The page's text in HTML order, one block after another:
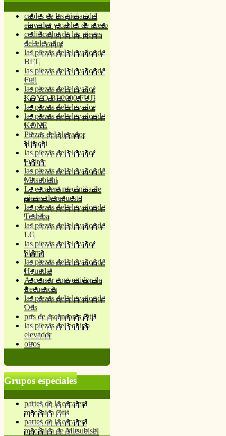
cables de las piezas del
elevador y cables de acero
codificador de las piezas
del elevador
las piezas del elevador de
BLT
las piezas del elevador de
Fuji
las piezas del elevador
KOYO BL2000 FUJI
las piezas del elevador
las piezas del elevador de
KONE
Piezas del elevador
Hitachi
las piezas del elevador
Fujitec
las piezas del elevador de
Mitsubishi
La escalera mecánica de
piezas de repuesto
las piezas del elevador de
Toshiba
las piezas del elevador de
LG
las piezas del elevador
Sigma
las piezas del elevador de
Hyundai
Ascensor convertidor de
frecuencia
las piezas del elevador de
Otis
prts de ascensores Otis
las piezas del equipo
elevador
otros
Grupos especiales
partes de la escalera
mecánica Otis
partes de la escalera
mecánica de Mitsubishi